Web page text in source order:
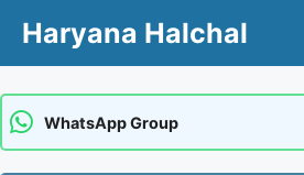
content
Haryana Halchal
WhatsApp Group